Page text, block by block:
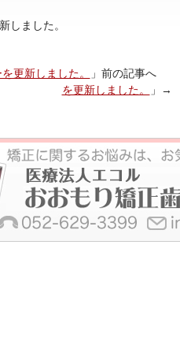
しました。
更新しました。
」前の記事へ
を更新しました。
」→